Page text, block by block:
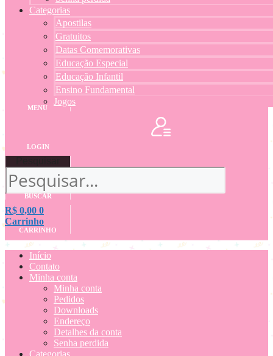
Categorias
Apostilas
Gratuitos
Datas Comemorativas
Educação Especial
Educação Infantil
Ensino Fundamental
Jogos
MENU
LOGIN
BUSCAR
R$ 0,00 0
Carrinho
CARRINHO
Início
Contato
Minha conta
Minha conta
Pedidos
Downloads
Endereço
Detalhes da conta
Senha perdida
Categorias